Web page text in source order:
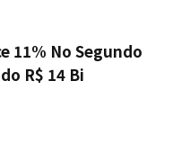
11% No Segundo
R$ 14 Bi